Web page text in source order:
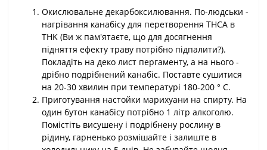
Окислювальне декарбоксилювання. По-людськи -
нагрівання канабісу для перетворення THCA в
THK (Ви ж пам'ятаєте, що для досягнення
підняття ефекту траву потрібно підпалити?).
Покладіть на деко лист пергаменту, а на нього -
дрібно подрібнений канабіс. Поставте сушитися
на 20-30 хвилин при температурі 180-200 ° C.
Приготування настойки марихуани на спирту. На
один бутон канабісу потрібно 1 літр алкоголю.
Помістіть висушену і подрібнену рослину в
рідину, гарненько розмішайте і залиште в